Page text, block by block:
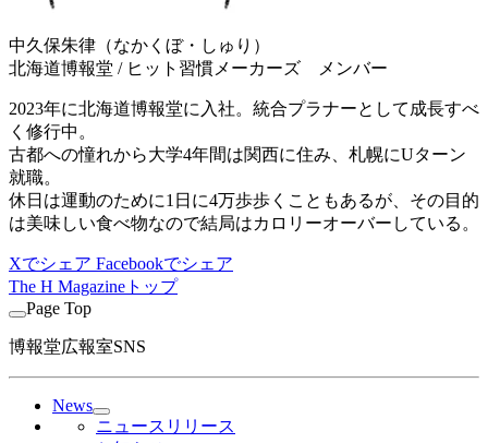
中久保朱律（なかくぼ・しゅり）
北海道博報堂 / ヒット習慣メーカーズ メンバー
2023年に北海道博報堂に入社。統合プラナーとして成長すべ
く修行中。
古都への憧れから大学4年間は関西に住み、札幌にUターン
就職。
休日は運動のために1日に4万歩歩くこともあるが、その目的
は美味しい食べ物なので結局はカロリーオーバーしている。
Xでシェア Facebookでシェア
The H Magazineトップ
Page Top
博報堂広報室SNS
News
ニュースリリース